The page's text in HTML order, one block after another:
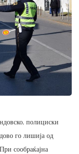
полициски
го лишија од
сообраќајна